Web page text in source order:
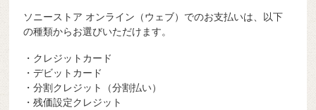
ソニーストア オンライン（ウェブ）でのお支払いは、以下
の種類からお選びいただけます。
・クレジットカード
・デビットカード
・分割クレジット（分割払い）
・残価設定クレジット